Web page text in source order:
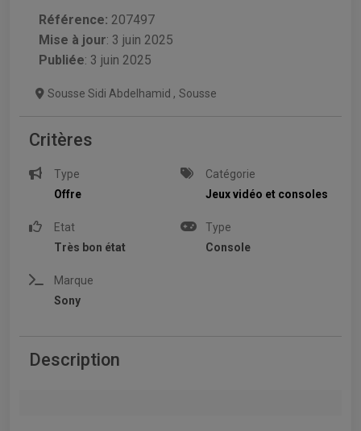
Référence: 207497
Mise à jour: 3 juin 2025
Publiée: 3 juin 2025
Sousse Sidi Abdelhamid , Sousse
Critères
Type
Offre
Catégorie
Jeux vidéo et consoles
Etat
Très bon état
Type
Console
Marque
Sony
Description